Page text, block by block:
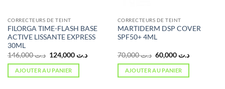
CORRECTEURS DE TEINT
FILORGA TIME-FLASH BASE
ACTIVE LISSANTE EXPRESS
30ML
د.ت146,000
Le
initial
était :
د.ت 124,000
Le
د.ت 124,000.
AJOUTER AU PANIER
CORRECTEURS DE TEINT
MARTIDERM DSP COVER
SPF50+ 4ML
د.ت70,000
Le
prix
initial
était :
د.ت 70,000.
د.ت 60,000
Le
AJOUTER AU PANIER